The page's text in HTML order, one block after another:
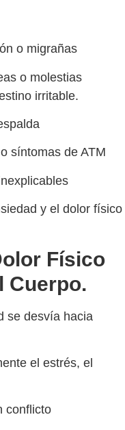
o migrañas
o molestias
irritable.
síntomas de ATM
y el dolor físico
Físico
Cuerpo.
se desvía hacia
el estrés, el
conflicto